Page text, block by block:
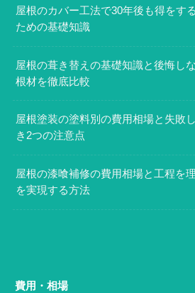
屋根のカバー工法で30年後も得をす
ための基礎知識
屋根の葺き替えの基礎知識と後悔し
根材を徹底比較
屋根塗装の塗料別の費用相場と失敗
き2つの注意点
屋根の漆喰補修の費用相場と工程を
を実現する方法
費用・相場